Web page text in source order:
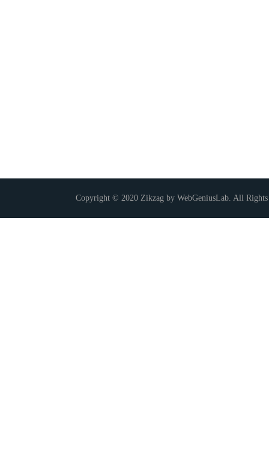
Copyright © 2020 Zikzag by WebGeniusLab. All Rights